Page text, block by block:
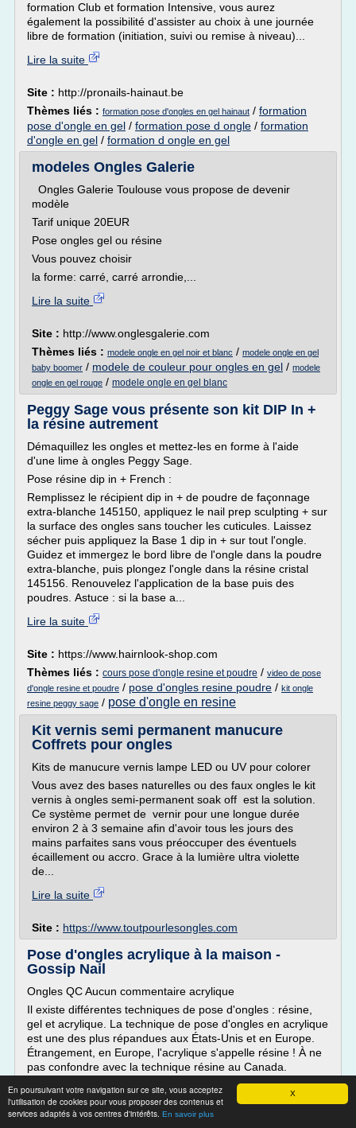
X
En poursuivant votre navigation sur ce site, vous acceptez
l'utilisation de cookies pour vous proposer des contenus et
services adaptés à vos centres d'intérêts. En savoir plus
formation Club et formation Intensive, vous aurez
également la possibilité d'assister au choix à une journée
libre de formation (initiation, suivi ou remise à niveau)...
Lire la suite
Site : http://pronails-hainaut.be
Thèmes liés : formation pose d'ongles en gel hainaut / formation
pose d'ongle en gel / formation pose d ongle / formation
d'ongle en gel / formation d ongle en gel
modeles Ongles Galerie
Ongles Galerie Toulouse vous propose de devenir
modèle
Tarif unique 20EUR
Pose ongles gel ou résine
Vous pouvez choisir
la forme: carré, carré arrondie,...
Lire la suite
Site : http://www.onglesgalerie.com
Thèmes liés : modele ongle en gel noir et blanc / modele ongle en gel
baby boomer / modele de couleur pour ongles en gel / modele
ongle en gel rouge / modele ongle en gel blanc
Peggy Sage vous présente son kit DIP In +
la résine autrement
Démaquillez les ongles et mettez-les en forme à l'aide
d'une lime à ongles Peggy Sage.
Pose résine dip in + French :
Remplissez le récipient dip in + de poudre de façonnage
extra-blanche 145150, appliquez le nail prep sculpting + sur
la surface des ongles sans toucher les cuticules. Laissez
sécher puis appliquez la Base 1 dip in + sur tout l'ongle.
Guidez et immergez le bord libre de l'ongle dans la poudre
extra-blanche, puis plongez l'ongle dans la résine cristal
145156. Renouvelez l'application de la base puis des
poudres. Astuce : si la base a...
Lire la suite
Site : https://www.hairnlook-shop.com
Thèmes liés : cours pose d'ongle resine et poudre / video de pose
d'ongle resine et poudre / pose d'ongles resine poudre / kit ongle
resine peggy sage / pose d'ongle en resine
Kit vernis semi permanent manucure
Coffrets pour ongles
Kits de manucure vernis lampe LED ou UV pour colorer
Vous avez des bases naturelles ou des faux ongles le kit
vernis à ongles semi-permanent soak off est la solution.
Ce système permet de vernir pour une longue durée
environ 2 à 3 semaine afin d'avoir tous les jours des
mains parfaites sans vous préoccuper des éventuels
écaillement ou accro. Grace à la lumière ultra violette
de...
Lire la suite
Site : https://www.toutpourlesongles.com
Pose d'ongles acrylique à la maison -
Gossip Nail
Ongles QC Aucun commentaire acrylique
Il existe différentes techniques de pose d'ongles : résine,
gel et acrylique. La technique de pose d'ongles en acrylique
est une des plus répandues aux États-Unis et en Europe.
Étrangement, en Europe, l'acrylique s'appelle résine ! À ne
pas confondre avec la technique résine au Canada.
Pour faire des ongles acrylique à la maison, vous devez
vous procurer un kit acrylique , composé de poudre
d'acrylique et de liquide de...